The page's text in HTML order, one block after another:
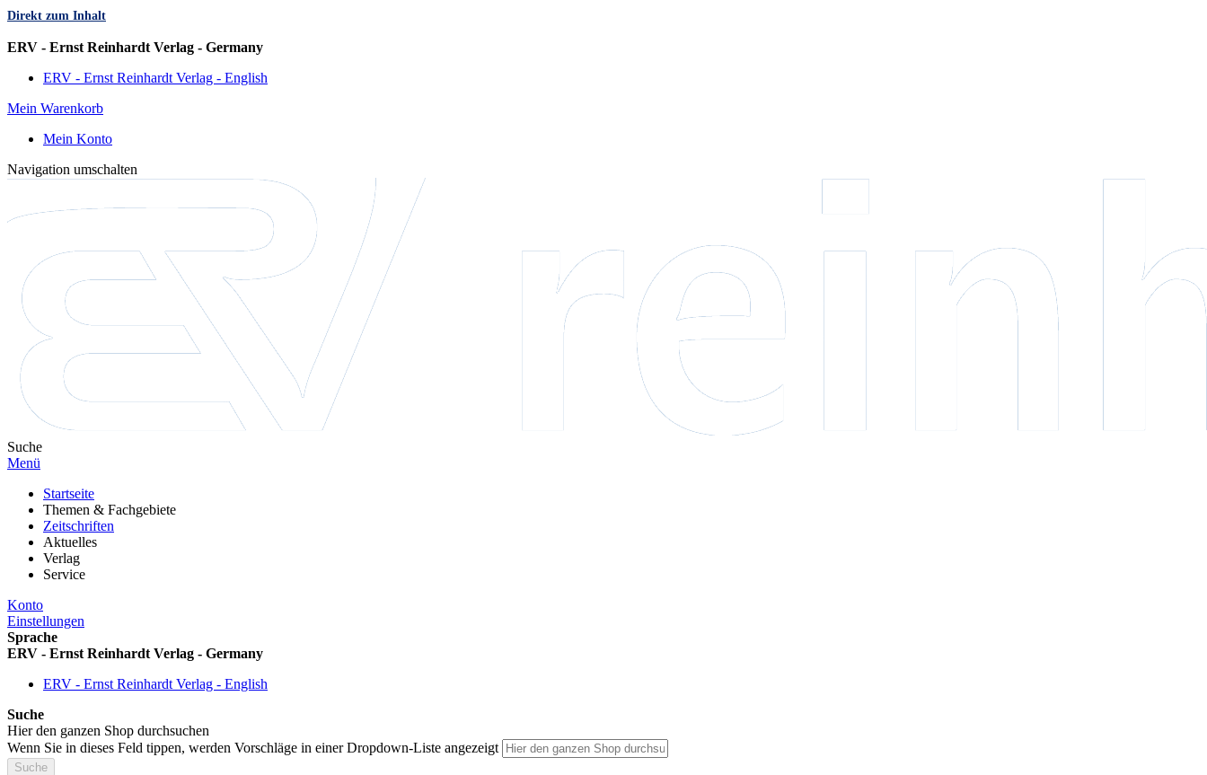
Direkt zum Inhalt
ERV - Ernst Reinhardt Verlag - Germany
ERV - Ernst Reinhardt Verlag - English
Mein Warenkorb
Mein Konto
Navigation umschalten
Suche
Menü
Startseite
Themen & Fachgebiete
Zeitschriften
Aktuelles
Verlag
Service
Konto
Einstellungen
Sprache
ERV - Ernst Reinhardt Verlag - Germany
ERV - Ernst Reinhardt Verlag - English
Suche
Hier den ganzen Shop durchsuchen
Wenn Sie in dieses Feld tippen, werden Vorschläge in einer Dropdown-Liste angezeigt
Suche